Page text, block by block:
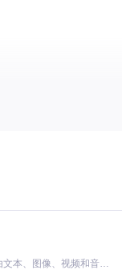
MiniMax H3 是一个通用的全模态生成系统。它支持对由文本、图像、视频和音频组成的多模态上下文进行统一理解，并能生成分辨率高达 2K、时长可达 15 秒的带原生立体声音频的视频。得益于面向任务泛化的系统设计，H3 在预训练阶段就已具备广泛的多模态上下文理解与生成能力，能够出色地执行复杂的多模态指令。